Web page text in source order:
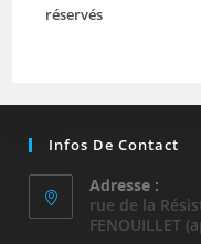
réservés
Infos De Contact
Adresse :
rue de la
FENOUILLET